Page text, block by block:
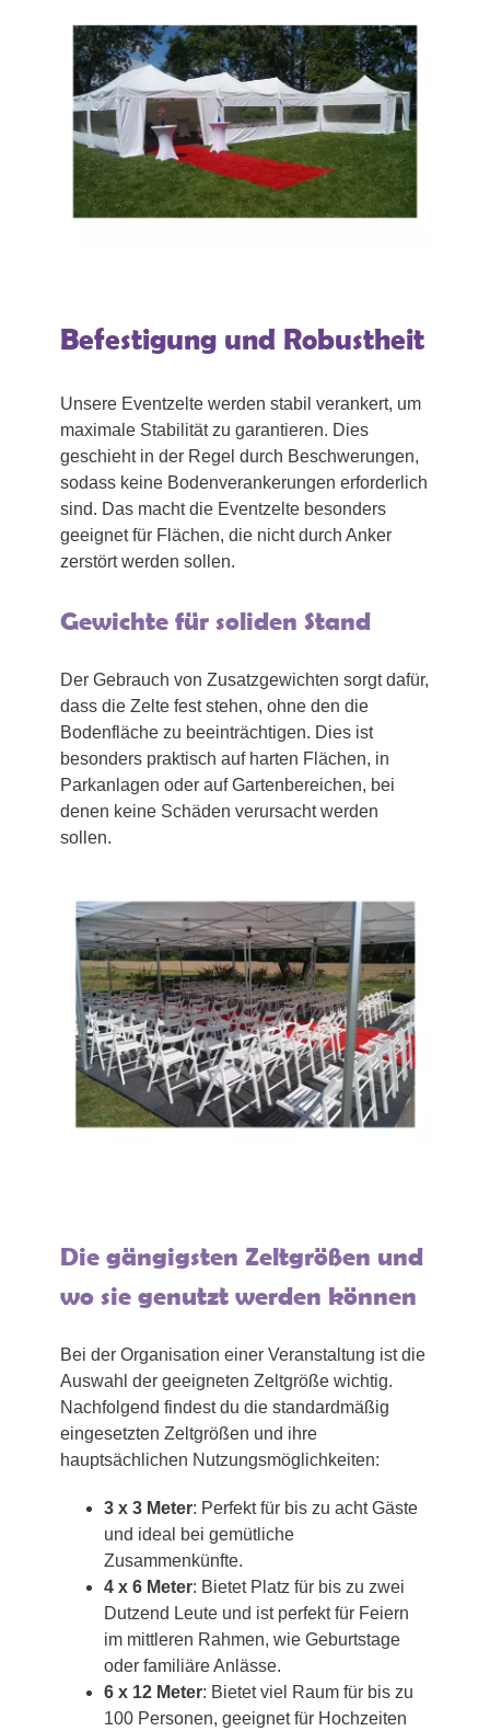
Befestigung und Robustheit
Unsere Eventzelte werden stabil verankert, um
maximale Stabilität zu garantieren. Dies
geschieht in der Regel durch Beschwerungen,
sodass keine Bodenverankerungen erforderlich
sind. Das macht die Eventzelte besonders
geeignet für Flächen, die nicht durch Anker
zerstört werden sollen.
Gewichte für soliden Stand
Der Gebrauch von Zusatzgewichten sorgt dafür,
dass die Zelte fest stehen, ohne den die
Bodenfläche zu beeinträchtigen. Dies ist
besonders praktisch auf harten Flächen, in
Parkanlagen oder auf Gartenbereichen, bei
denen keine Schäden verursacht werden
sollen.
Die gängigsten Zeltgrößen und
wo sie genutzt werden können
Bei der Organisation einer Veranstaltung ist die
Auswahl der geeigneten Zeltgröße wichtig.
Nachfolgend findest du die standardmäßig
eingesetzten Zeltgrößen und ihre
hauptsächlichen Nutzungsmöglichkeiten:
3 x 3 Meter: Perfekt für bis zu acht Gäste
und ideal bei gemütliche
Zusammenkünfte.
4 x 6 Meter: Bietet Platz für bis zu zwei
Dutzend Leute und ist perfekt für Feiern
im mittleren Rahmen, wie Geburtstage
oder familiäre Anlässe.
6 x 12 Meter: Bietet viel Raum für bis zu
100 Personen, geeignet für Hochzeiten